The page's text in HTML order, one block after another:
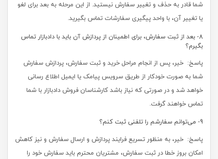
شما قادر به حذف و تغییر سفارش نیستید. از این مرحله به بعد برای لغو
یا تغییر آن، با واحد پیگیری سفارشات تماس بگیرید.
8- بعد از ثبت سفارش، برای اطمینان از پردازش آن باید با دادبازار تماس
بگیرم؟
پاسخ: خیر، پس از انجام مراحل خرید و ثبت سفارش، پردازش سفارش
شما به صورت خودکار از طریق سرویس پیامک یا ایمیل اطلاع‏ رسانی
خواهد شد و در صورتی که نیاز باشد کارشناسان فروش دادبازار با شما
تماس خواهند گرفت.
9- می‏‌توانم سفارشم را تلفنی ثبت کنم؟
پاسخ: خیر، به منظور تسریع فرایند پردازش و ارسال سفارش و نیز کاهش
امکان بروز خطا در ثبت سفارش، مشتریان محترم ‏باید سفارش خود را